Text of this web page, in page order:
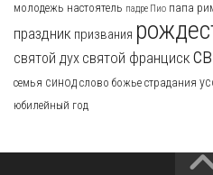
молодежь настоятель падре Пио папа
праздник призвания
святой дух святой франциск
семья синод слово божье страдания
юбилейный год